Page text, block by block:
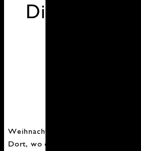
Die
Weihnachten auf Island ist ein
Dort, wo die Sonne sich bereits im